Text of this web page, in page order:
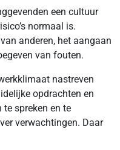
een cultuur
normaal is.
anderen, het aangaan
van fouten.
nastreven
opdrachten en
te spreken en te
verwachtingen. Daar